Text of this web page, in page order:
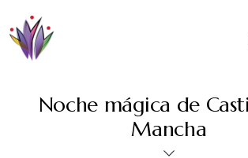
Noche mágica de
Mancha